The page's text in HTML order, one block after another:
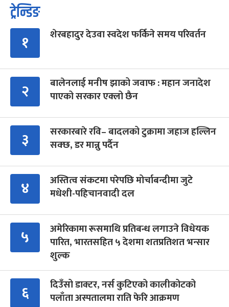
ट्रेन्डिङ
१ शेरबहादुर देउवा स्वदेश फर्किने समय परिवर्तन
२
बालेनलाई मनीष झाको जवाफ : महान जनादेश
पाएको सरकार एक्लो छैन
३
सरकारबारे रवि– बादलको टुक्रामा जहाज हल्लिन
सक्छ, डर मान्नु पर्दैन
४
अस्तित्व संकटमा परेपछि मोर्चाबन्दीमा जुटे
मधेशी-पहिचानवादी दल
५
अमेरिकामा रूसमाथि प्रतिबन्ध लगाउने विधेयक
पारित, भारतसहित ५ देशमा शतप्रतिशत भन्सार
शुल्क
६
दिउँसो डाक्टर, नर्स कुटिएको कालीकोटको
पलाँता अस्पतालमा राति फेरि आक्रमण